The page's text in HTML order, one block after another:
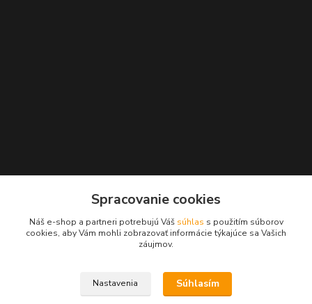
+421 2 529 67 411
(Po - Pia: 10:00 - 17:30)
Spracovanie cookies
Náš e-shop a partneri potrebujú Váš súhlas s použitím súborov
cookies, aby Vám mohli zobrazovať informácie týkajúce sa Vašich
záujmov.
Nastavenia Súhlasím